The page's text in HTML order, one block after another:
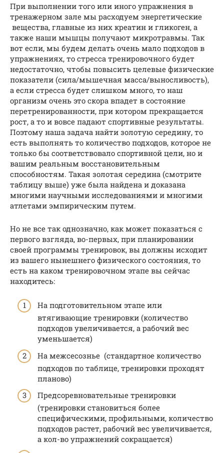
При выполнении того или иного упражнения в
тренажерном зале мы расходуем энергетические
вещества, главные из них креатин и гликоген, а
также наши мышцы получают микротравмы. Так
вот если, мы будем делать очень мало подходов в
упражнениях, то стресса тренировочного будет
недостаточно, чтобы повысить целевые физические
показатели (сила/мышечная масса/выносливость),
а если стресса будет слишком много, то наш
организм очень это скора впадет в состояние
перетренированности, при котором прекращается
рост, а то и вовсе падают спортивные результаты.
Поэтому наша задача найти золотую середину, то
есть выполнять то количество подходов, которое не
только бы соответствовало спортивной цели, но и
вашим реальным восстановительным
способностям. Такая золотая середина (смотрите
таблицу выше) уже была найдена и доказана
многими научными исследованиями и многими
атлетами эмпирическим путем.
Но не все так однозначно, как может показаться с
первого взгляда, во-первых, при планировании
своей программы тренировок, вы должны исходит
из вашего нынешнего физического состояния, то
есть на каком тренировочном этапе вы сейчас
находитесь:
На подготовительном этапе или
втягивающие тренировки (количество
подходов увеличивается, а рабочий вес
уменьшается)
На межсесознье (стандартное количество
подходов по таблице, тренировки проходят
планово)
Предсоревновательные тренировки
(тренировки становиться более
специфическими, профильными, количество
подходов растет, рабочий вес увеличивается,
а кол-во упражнений сокращается)